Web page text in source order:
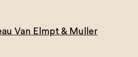
Van Elmpt & Muller